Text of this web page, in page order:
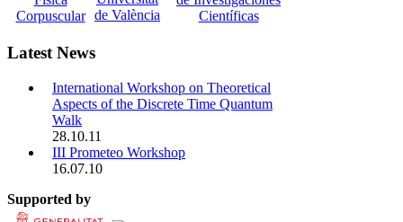
Latest News
International Workshop on Theoretical
Aspects of the Discrete Time Quantum
Walk
28.10.11
III Prometeo Workshop
16.07.10
Supported by